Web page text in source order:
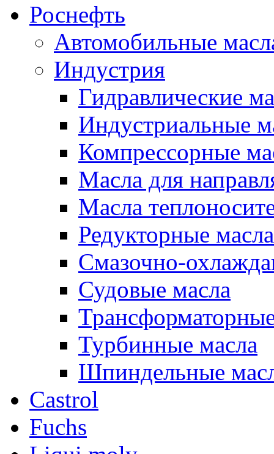
Роснефть
Автомобильные
Индустрия
Гидравлические
Индустриальные
Компрессорные
Масла для
Масла
Редукторные масла
Смазочно-
Судовые масла
Турбинные масла
Шпиндельные
Castrol
Fuchs